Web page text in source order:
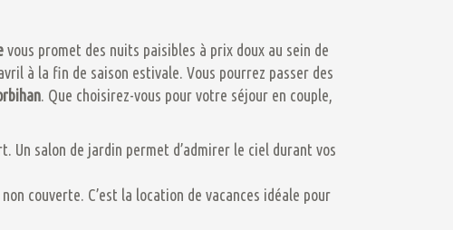
vous promet des nuits paisibles à prix doux au sein de
à la fin de saison estivale. Vous pourrez passer des
. Que choisirez-vous pour votre séjour en couple,
salon de jardin permet d’admirer le ciel durant vos
couverte. C’est la location de vacances idéale pour